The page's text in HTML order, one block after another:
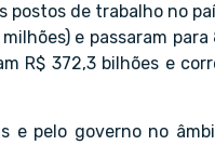
postos de trabalho no
e passaram
R$ 372,3 bilhões e
e pelo governo no